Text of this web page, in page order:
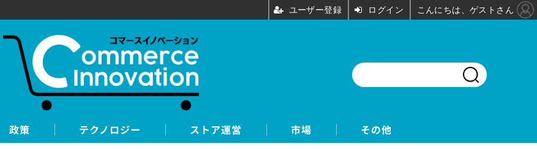
政策 テクノロジー ストア運営 市場 その他
ユーザー登録 ログイン こんにちは、ゲストさん